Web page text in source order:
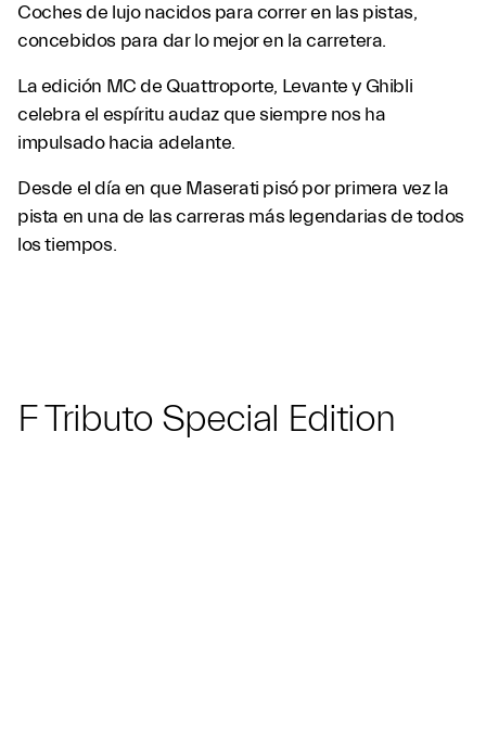
Coches de lujo nacidos para correr en las pistas,
concebidos para dar lo mejor en la carretera.
La edición MC de Quattroporte, Levante y Ghibli
celebra el espíritu audaz que siempre nos ha
impulsado hacia adelante.
Desde el día en que Maserati pisó por primera vez la
pista en una de las carreras más legendarias de todos
los tiempos.
F Tributo Special Edition